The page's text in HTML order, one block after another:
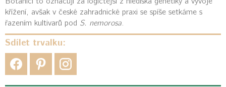
křížení, avšak v české zahradnické praxi se spíše setkáme s
řazením kultivarů pod S. nemorosa.
Sdílet trvalku: